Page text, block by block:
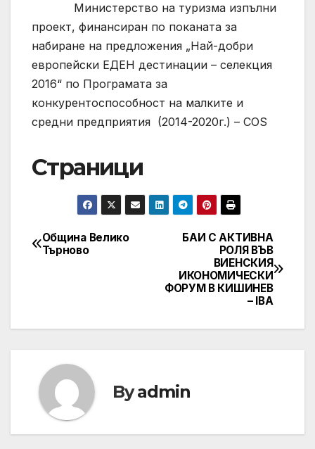
Министерство на туризма изпълни
проект, финансиран по поканата за
набиране на предложения „Най-добри
европейски ЕДЕН дестинации – селекция
2016“ по Програмата за
конкурентоспособност на малките и
средни предприятия (2014-2020г.) – COS
Страници
Post
БАИ С АКТИВНА
РОЛЯ ВЪВ
ВИЕНСКИЯ
ИКОНОМИЧЕСКИ
ФОРУМ В КИШИНЕВ
– IBA
Община Велико
Търново
Byadmin